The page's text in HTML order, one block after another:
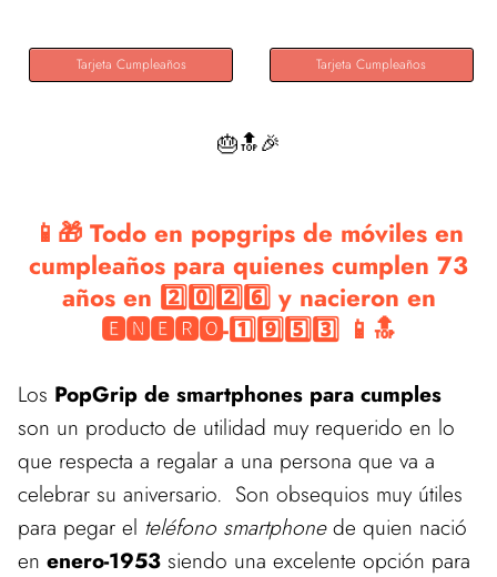
Tarjeta Cumpleaños Tarjeta Cumpleaños
🎂🔝🎉
📱🎁 Todo en popgrips de móviles en
cumpleaños para quienes cumplen 73
años en 2️⃣0️⃣2️⃣6️⃣ y nacieron en
🅴🅽🅴🆁🅾-1️⃣9️⃣5️⃣3️⃣ 📱🔝
Los PopGrip de smartphones para cumples
son un producto de utilidad muy requerido en lo
que respecta a regalar a una persona que va a
celebrar su aniversario. Son obsequios muy útiles
para pegar el teléfono smartphonede quien nació
en enero-1953 siendo una excelente opción para